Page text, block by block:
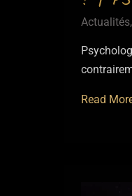
Actualités,
Pourquoi
Read